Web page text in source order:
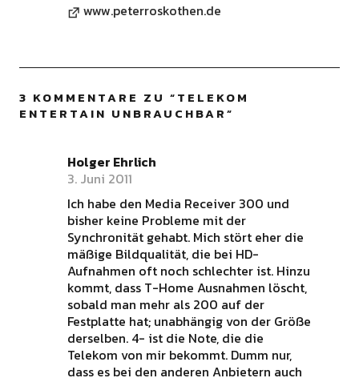
www.peterroskothen.de
3 KOMMENTARE ZU “TELEKOM
ENTERTAIN UNBRAUCHBAR”
Holger Ehrlich
3. Juni 2011
Ich habe den Media Receiver 300 und
bisher keine Probleme mit der
Synchronität gehabt. Mich stört eher die
mäßige Bildqualität, die bei HD-
Aufnahmen oft noch schlechter ist. Hinzu
kommt, dass T-Home Ausnahmen löscht,
sobald man mehr als 200 auf der
Festplatte hat; unabhängig von der Größe
derselben. 4- ist die Note, die die
Telekom von mir bekommt. Dumm nur,
dass es bei den anderen Anbietern auch